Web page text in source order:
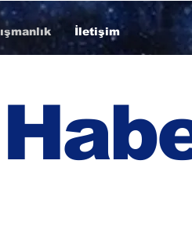
İletişim